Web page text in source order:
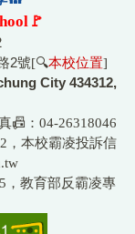
2號[🔍本校位置]
City 434312,
：04-26318046
，本校霸凌投訴信
，教育部反霸凌專